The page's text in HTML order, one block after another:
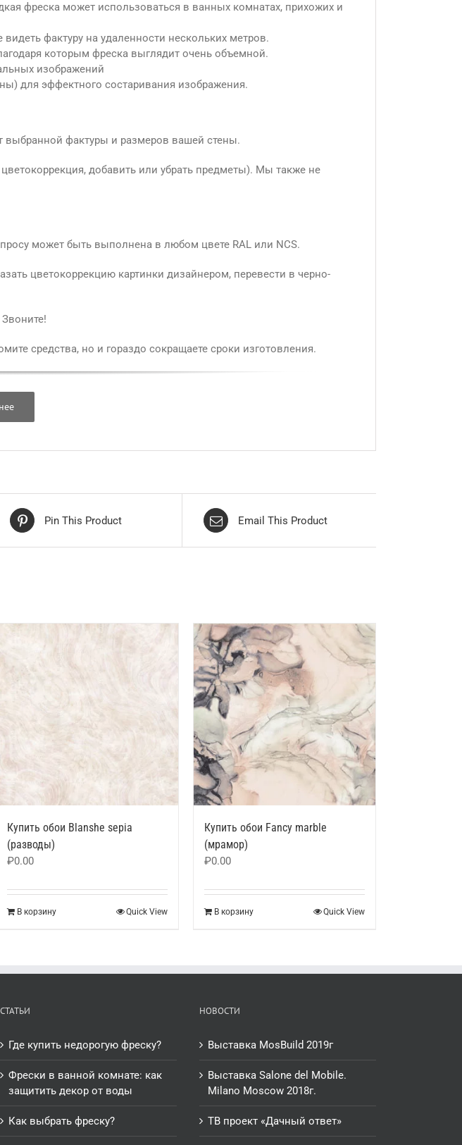
фреска может использоваться в ванных комнатах, прихожих и
фактуру на удаленности нескольких метров.
которым фреска выглядит очень объемной.
изображений
для эффектного состаривания изображения.
выбранной фактуры и размеров вашей стены.
добавить или убрать предметы). Мы также не
может быть выполнена в любом цвете RAL или NCS.
цветокоррекцию картинки дизайнером, перевести в черно-
средства, но и гораздо сокращаете сроки изготовления.
Pin This Product Email This Product
Купить обои Blanshe sepia
(разводы)
₽0.00
В корзину Quick View
Купить обои Fancy marble
(мрамор)
₽0.00
В корзину Quick View
СТАТЬИ
Где купить недорогую фреску?
Фрески в ванной комнате: как
защитить декор от воды
Как выбрать фреску?
НОВОСТИ
Выставка MosBuild 2019г
Выставка Salone del Mobile.
Milano Moscow 2018г.
ТВ проект «Дачный ответ»